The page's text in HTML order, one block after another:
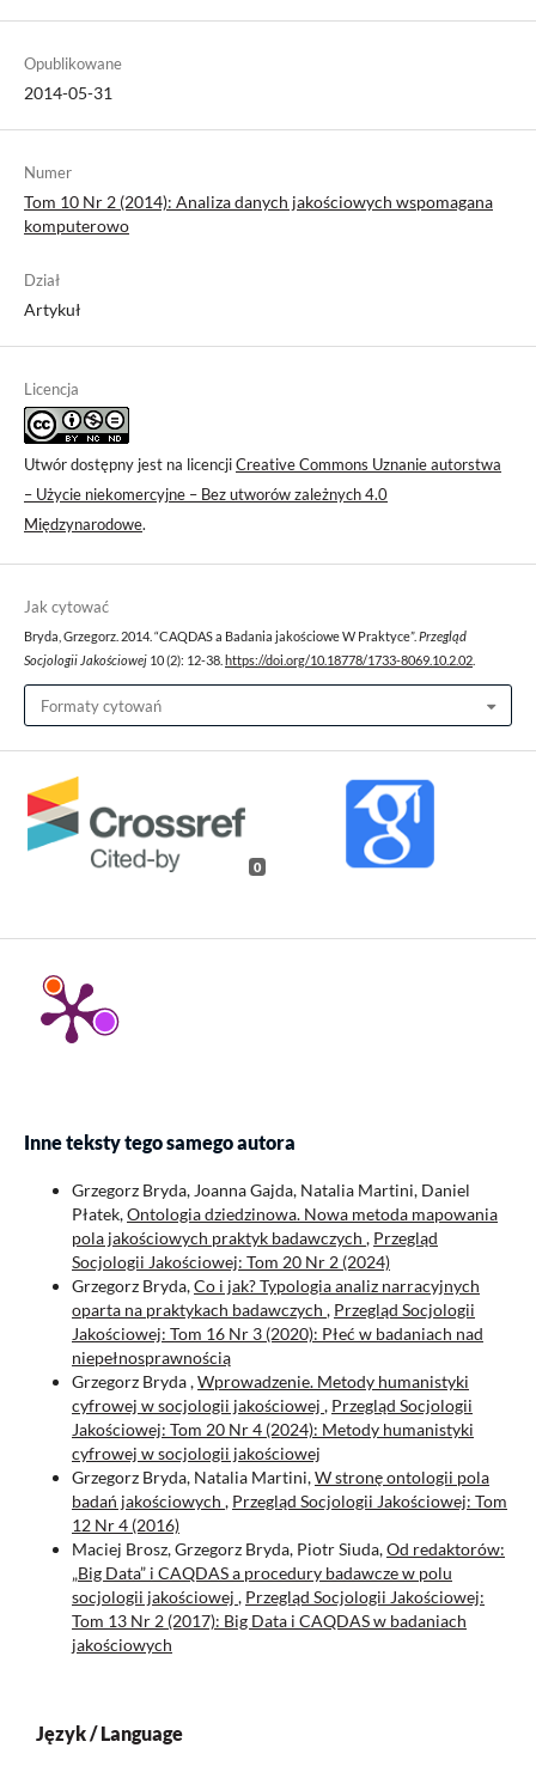
Opublikowane
2014-05-31
Numer
Tom 10 Nr 2 (2014): Analiza danych jakościowych wspomagana
komputerowo
Dział
Artykuł
Licencja
Utwór dostępny jest na licencjiCreative Commons Uznanie autorstwa
– Użycie niekomercyjne – Bez utworów zależnych 4.0
Międzynarodowe.
Jak cytować
Bryda, Grzegorz. 2014. “CAQDAS a Badania jakościowe W Praktyce”. Przegląd
Socjologii Jakościowej 10 (2): 12-38. https://doi.org/10.18778/1733-8069.10.2.02
Formaty cytowań
0
Inne teksty tego samego autora
Grzegorz Bryda, Joanna Gajda, Natalia Martini, Daniel
Płatek,Ontologia dziedzinowa. Nowa metoda mapowania
pola jakościowych praktyk badawczych , Przegląd
Socjologii Jakościowej: Tom 20 Nr 2 (2024)
Grzegorz Bryda,Co i jak? Typologia analiz narracyjnych
oparta na praktykach badawczych , Przegląd Socjologii
Jakościowej: Tom 16 Nr 3 (2020): Płeć w badaniach nad
niepełnosprawnością
Grzegorz Bryda ,Wprowadzenie. Metody humanistyki
cyfrowej w socjologii jakościowej , Przegląd Socjologii
Jakościowej: Tom 20 Nr 4 (2024): Metody humanistyki
cyfrowej w socjologii jakościowej
Grzegorz Bryda, Natalia Martini,W stronę ontologii pola
badań jakościowych , Przegląd Socjologii Jakościowej: Tom
12 Nr 4 (2016)
Maciej Brosz, Grzegorz Bryda, Piotr Siuda,Od redaktorów:
„Big Data” i CAQDAS a procedury badawcze w polu
socjologii jakościowej , Przegląd Socjologii Jakościowej:
Tom 13 Nr 2 (2017): Big Data i CAQDAS w badaniach
jakościowych
Język / Language